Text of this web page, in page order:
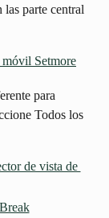
las parte central
para
Todos los